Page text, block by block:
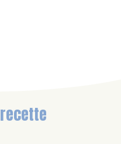
recette